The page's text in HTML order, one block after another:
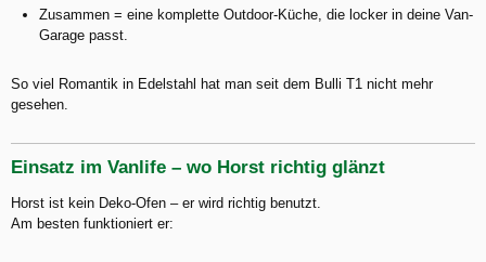
Zusammen = eine komplette Outdoor-Küche, die locker in deine Van-
Garage passt.
So viel Romantik in Edelstahl hat man seit dem Bulli T1 nicht mehr
gesehen.
Einsatz im Vanlife – wo Horst richtig glänzt
Horst ist kein Deko-Ofen – er wird richtig benutzt.
Am besten funktioniert er: